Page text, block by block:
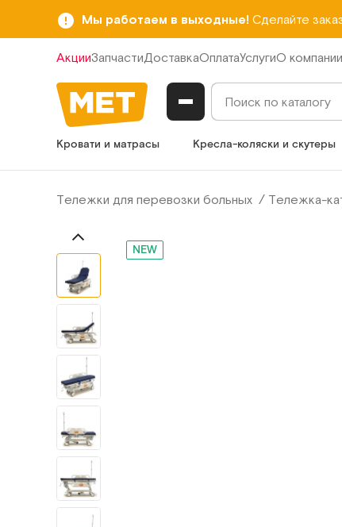
Мы работаем в выходные! Сделайте
АкцииЗапчастиДоставкаОплатаУслугиО компании
Кровати и матрасы Кресла-коляски и скутеры
Тележки для перевозки больных Тележка-
NEW